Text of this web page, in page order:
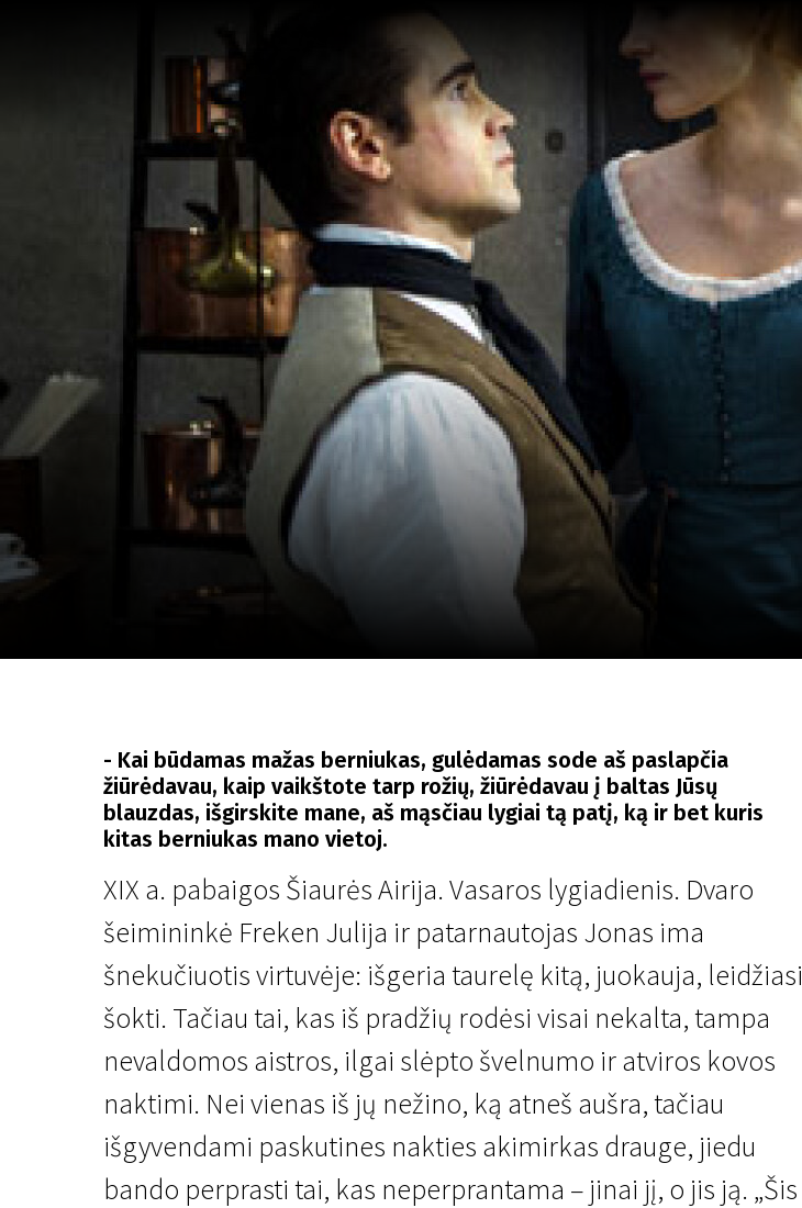
Naujienos iš Šiaurės
- Kai būdamas mažas berniukas, gulėdamas sode aš paslapčia
žiūrėdavau, kaip vaikštote tarp rožių, žiūrėdavau į baltas Jūsų
blauzdas, išgirskite mane, aš mąsčiau lygiai tą patį, ką ir bet kuris
kitas berniukas mano vietoj.
XIX a. pabaigos Šiaurės Airija. Vasaros lygiadienis. Dvaro
šeimininkė Freken Julija ir patarnautojas Jonas ima
šnekučiuotis virtuvėje: išgeria taurelę kitą, juokauja, leidžiasi
šokti. Tačiau tai, kas iš pradžių rodėsi visai nekalta, tampa
nevaldomos aistros, ilgai slėpto švelnumo ir atviros kovos
naktimi. Nei vienas iš jų nežino, ką atneš aušra, tačiau
išgyvendami paskutines nakties akimirkas drauge, jiedu
bando perprasti tai, kas neperprantama – jinai jį, o jis ją. „Šis